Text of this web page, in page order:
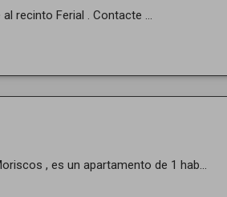
recinto Ferial . Contacte ...
, es un apartamento de 1 hab...